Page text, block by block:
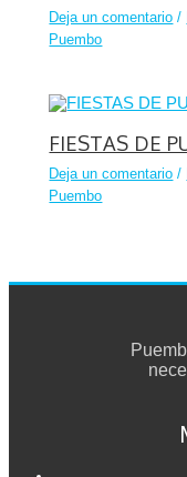
Deja un comentario /
Puembo
FIESTAS DE
Deja un comentario /
Puembo